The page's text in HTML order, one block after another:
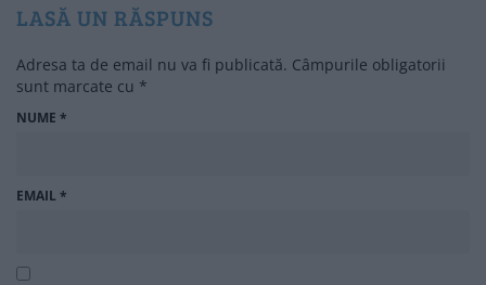
LASĂ UN RĂSPUNS
Adresa ta de email nu va fi publicată. Câmpurile obligatorii
sunt marcate cu *
NUME *
EMAIL*